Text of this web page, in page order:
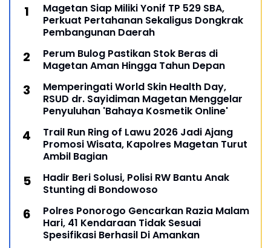
Magetan Siap Miliki Yonif TP 529 SBA,
Perkuat Pertahanan Sekaligus Dongkrak
Pembangunan Daerah
Perum Bulog Pastikan Stok Beras di
Magetan Aman Hingga Tahun Depan
Memperingati World Skin Health Day,
RSUD dr. Sayidiman Magetan Menggelar
Penyuluhan 'Bahaya Kosmetik Online'
Trail Run Ring of Lawu 2026 Jadi Ajang
Promosi Wisata, Kapolres Magetan Turut
Ambil Bagian
Hadir Beri Solusi, Polisi RW Bantu Anak
Stunting di Bondowoso
Polres Ponorogo Gencarkan Razia Malam
Hari, 41 Kendaraan Tidak Sesuai
Spesifikasi Berhasil Di Amankan